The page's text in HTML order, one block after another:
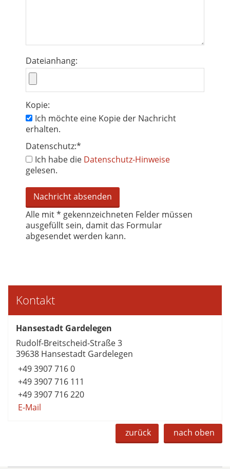
Dateianhang:
Kopie:
Ich möchte eine Kopie der Nachricht
erhalten.
Datenschutz:*
Ich habe die Datenschutz-Hinweise
gelesen.
Alle mit* gekennzeichneten Felder müssen
ausgefüllt sein, damit das Formular
abgesendet werden kann.
Kontakt
Hansestadt Gardelegen
Rudolf-Breitscheid-Straße 3
39638 Hansestadt Gardelegen
+49 3907 716 0
+49 3907 716 111
+49 3907 716 220
E-Mail
zurück nach oben